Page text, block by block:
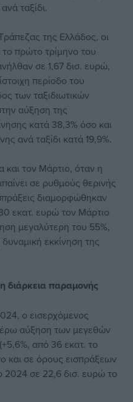
ταξίδι.
της Ελλάδος, οι
το πρώτο τρίμηνο του
σε 1,67 δισ. ευρώ,
περίοδο του
των ταξιδιωτικών
αύξηση της
κατά 38,3% όσο και
ανά ταξίδι κατά 19,9%.
και τον Μάρτιο, όταν η
σε ρυθμούς θερινής
διαμορφώθηκαν
εκατ. ευρώ τον Μάρτιο
μεγαλύτερη του 55%,
εκκίνηση της
διάρκεια παραμονής
ο εισερχόμενος
αύξηση των μεγεθών
από 36 εκατ. το
και σε όρους εισπράξεων
2024 σε 22,6 δισ. ευρώ το